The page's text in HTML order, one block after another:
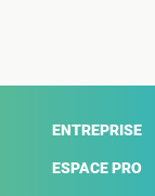
ENTREPRISE
ESPACE PRO